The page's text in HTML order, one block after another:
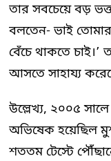
তার সবচেয়ে বড়
বলতেন- ভাই
বেঁচে থাকতে চাই।’
আসতে সাহায্য
উল্লেখ্য, ২০০৫ সালে
অভিষেক হয়েছিল
শততম টেস্টে